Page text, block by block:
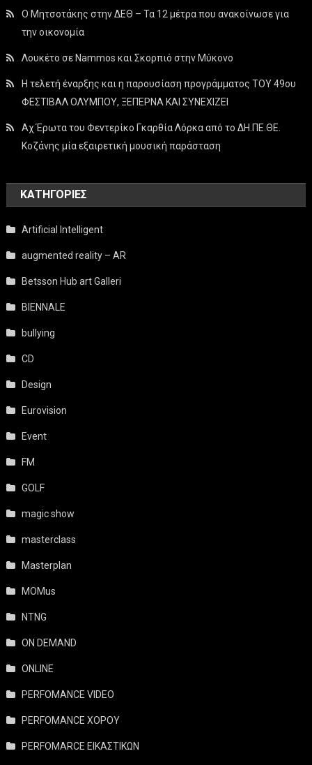
Ο Μητσοτάκης στην ΔΕΘ – Τα 12 μέτρα που ανακοίνωσε για
την οικονομία
Λουκέτο σε Nammos και Σκορπιό στην Μύκονο
Η τελετή έναρξης και η παρουσίαση προγράμματος ΤΟΥ 49ου
ΦΕΣΤΙΒΑΛ ΟΛΥΜΠΟΥ, ΞΕΠΕΡΝΑ ΚΑΙ ΣΥΝΕΧΙΖΕΙ
Αχ Έρωτα του Φεντερίκο Γκαρθία Λόρκα από το ΔΗ.ΠΕ.ΘΕ.
Κοζάνης μία εξαιρετική μουσική παράσταση
KΑΤΗΓΟΡΊΕΣ
Artificial Intelligent
augmented reality – AR
Betsson Hub art Galleri
BIENNALE
bullying
CD
Design
Eurovision
Event
FM
GOLF
magic show
masterclass
Masterplan
MOMus
NTNG
ON DEMAND
ONLINE
PERFOMANCE VIDEO
PERFOMANCE ΧΟΡΟΥ
PERFOMARCE ΕΙΚΑΣΤΙΚΩΝ